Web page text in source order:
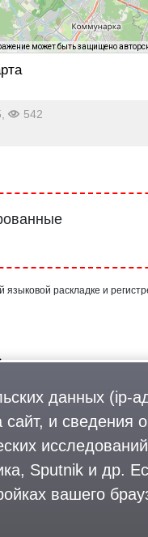
может быть защищено
542
языковой раскладке и
данных (ip-
и сведения
Sputnik и др.
вашего